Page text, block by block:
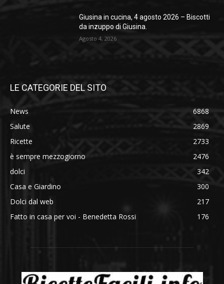
Giusina in cucina, 4 agosto 2026 – Biscotti
da inzuppo di Giusina.
Agosto 4, 2026
LE CATEGORIE DEL SITO
News
6868
Salute
2869
Ricette
2733
è sempre mezzogiorno
2476
dolci
342
Casa e Giardino
300
Dolci dal web
217
Fatto in casa per voi - Benedetta Rossi
176